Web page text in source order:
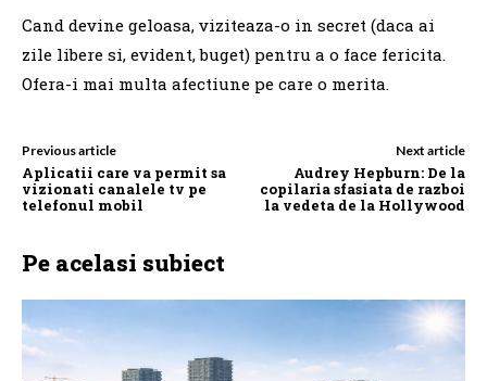
Cand devine geloasa, viziteaza-o in secret (daca ai
zile libere si, evident, buget) pentru a o face fericita.
Ofera-i mai multa afectiune pe care o merita.
Previous article
Aplicatii care va permit sa
vizionati canalele tv pe
telefonul mobil
Next article
Audrey Hepburn: De la
copilaria sfasiata de razboi
la vedeta de la Hollywood
Pe acelasi subiect